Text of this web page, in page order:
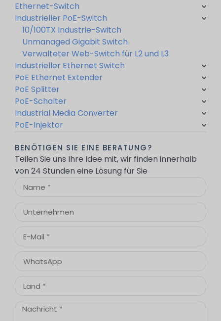
Ethernet-Switch
Industrieller PoE-Switch
10/100TX Industrie-Switch
Unmanaged Gigabit Switch
Verwalteter Web-Switch für L2 und L3
Industrieller Ethernet Switch
PoE Ethernet Extender
PoE Splitter
PoE-Schalter
Industrial Media Converter
PoE-Injektor
BENÖTIGEN SIE EINE BERATUNG?
Teilen Sie uns Ihre Idee mit, wir finden innerhalb
von 24 Stunden eine Lösung für Sie